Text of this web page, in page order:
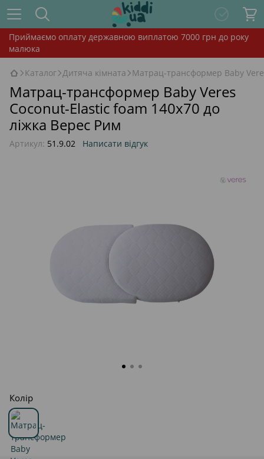
Приймаємо оплату державною виплатою 7000 грн до року
малюка
Каталог Дитяча кімната Матрац-трансформер Baby
Матрац-трансформер Baby Veres
Coconut-Elastic foam 140х70 до
ліжка Верес Рим
Артикул: 51.9.02 Написати відгук
Колір